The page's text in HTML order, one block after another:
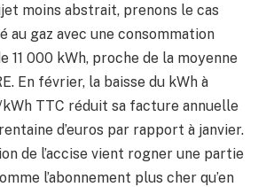
moins abstrait, prenons le cas
au gaz avec une consommation
11 000 kWh, proche de la moyenne
En février, la baisse du kWh à
TTC réduit sa facture annuelle
d’euros par rapport à janvier.
de l’accise vient rogner une partie
l’abonnement plus cher qu’en